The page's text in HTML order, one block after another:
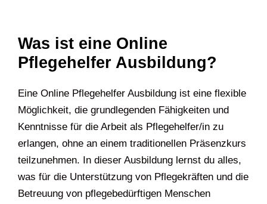
Was ist eine Online
Pflegehelfer Ausbildung?
Eine Online Pflegehelfer Ausbildung ist eine flexible
Möglichkeit, die grundlegenden Fähigkeiten und
Kenntnisse für die Arbeit als Pflegehelfer/in zu
erlangen, ohne an einem traditionellen Präsenzkurs
teilzunehmen. In dieser Ausbildung lernst du alles,
was für die Unterstützung von Pflegekräften und die
Betreuung von pflegebedürftigen Menschen